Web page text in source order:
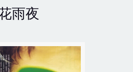
雨夜